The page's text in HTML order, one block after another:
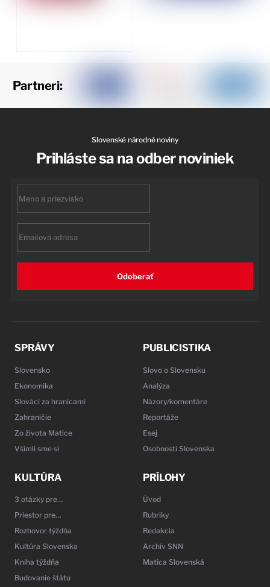
Partneri:
Slovenské národné noviny
Prihláste sa na odber noviniek
Odoberať
SPRÁVY
Slovensko
Ekonomika
Slováci za hranicami
Zahraničie
Zo života Matice
Všimli sme si
PUBLICISTIKA
Slovo o Slovensku
Analýza
Názory/komentáre
Reportáže
Esej
Osobnosti Slovenska
KULTÚRA
3 otázky pre…
Priestor pre…
Rozhovor týždňa
Kultúra Slovenska
Kniha týždňa
Budovanie štátu
PRÍLOHY
Úvod
Rubriky
Redakcia
Archív SNN
Matica Slovenská